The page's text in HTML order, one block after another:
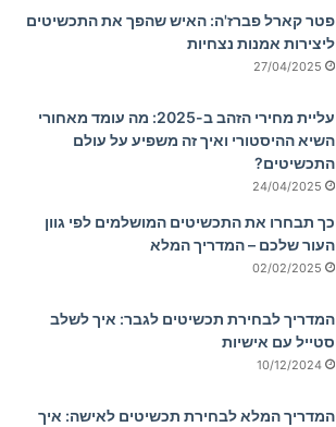
פטר קארל פברז'ה: האיש שהפך את התכשיטים
ליצירות אמנות נצחיות
27/04/2025
עליית מחירי הזהב ב-2025: מה עומד מאחורי
השיא ההיסטורי ואיך זה משפיע על עולם
התכשיטים?
24/04/2025
כך תבחרו את התכשיטים המושלמים לפי גוון
העור שלכם – המדריך המלא
02/02/2025
המדריך לבחירת תכשיטים לגבר: איך לשלב
סטייל עם אישיות
10/12/2024
המדריך המלא לבחירת תכשיטים לאישה: איך